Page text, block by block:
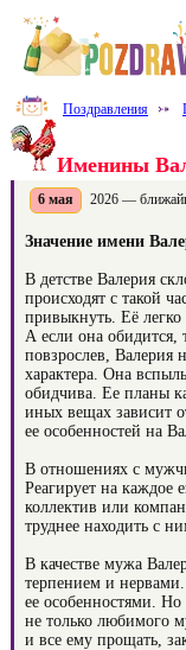
Поздравления ⤐
Именины
6 мая 2026 —
Значение имени
В детстве Валерия
происходят с такой
привыкнуть. Её
А если она обидится,
повзрослев, Валерия
характера. Она
обидчива. Ее планы
иных вещах зависит
ее особенностей на
В отношениях с
Реагирует на каждое
коллектив или
труднее находить с
В качестве мужа
терпением и
ее особенностями. Но
не только любимого
и все ему прощать,